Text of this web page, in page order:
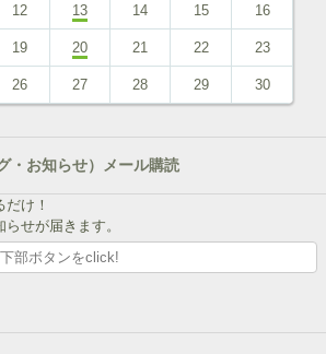
12 13 14 15 16
19 20 21 22 23
26 27 28 29
30
・お知らせ）メール購読
け！
せが届きます。